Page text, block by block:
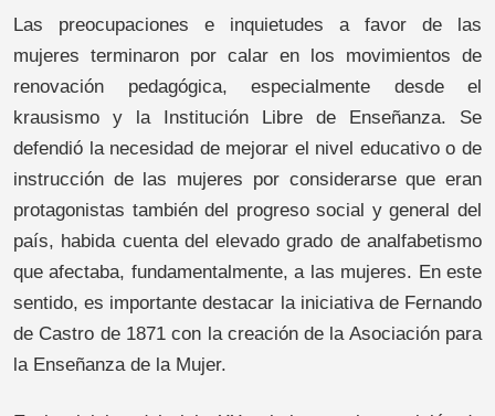
Las preocupaciones e inquietudes a favor de las
mujeres terminaron por calar en los movimientos de
renovación pedagógica, especialmente desde el
krausismo y la Institución Libre de Enseñanza. Se
defendió la necesidad de mejorar el nivel educativo o de
instrucción de las mujeres por considerarse que eran
protagonistas también del progreso social y general del
país, habida cuenta del elevado grado de analfabetismo
que afectaba, fundamentalmente, a las mujeres. En este
sentido, es importante destacar la iniciativa de Fernando
de Castro de 1871 con la creación de la Asociación para
la Enseñanza de la Mujer.